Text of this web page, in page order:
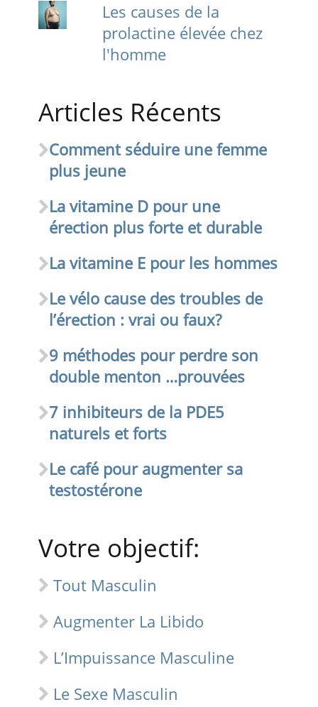
Les causes de la
prolactine élevée chez
l'homme
Articles Récents
Comment séduire une femme
plus jeune
La vitamine D pour une
érection plus forte et durable
La vitamine E pour les hommes
Le vélo cause des troubles de
l’érection : vrai ou faux?
9 méthodes pour perdre son
double menton …prouvées
7 inhibiteurs de la PDE5
naturels et forts
Le café pour augmenter sa
testostérone
Votre objectif:
Tout Masculin
Augmenter La Libido
L’Impuissance Masculine
Le Sexe Masculin